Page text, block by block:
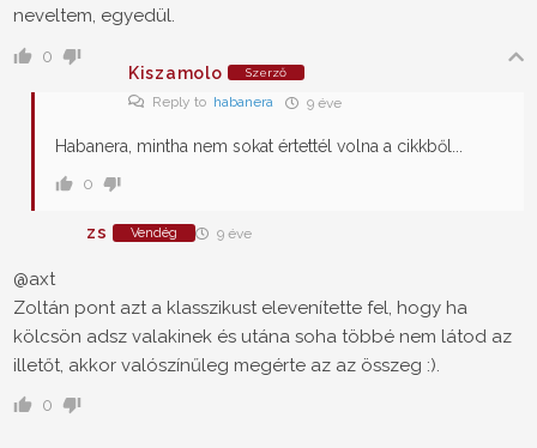
neveltem, egyedül.
0
Kiszamolo
Szerző
Reply to habanera 9 éve
Habanera, mintha nem sokat értettél volna a cikkből...
0
zs Vendég 9 éve
@axt
Zoltán pont azt a klasszikust elevenítette fel, hogy ha
kölcsön adsz valakinek és utána soha többé nem látod az
illetőt, akkor valószínűleg megérte az az összeg :).
0